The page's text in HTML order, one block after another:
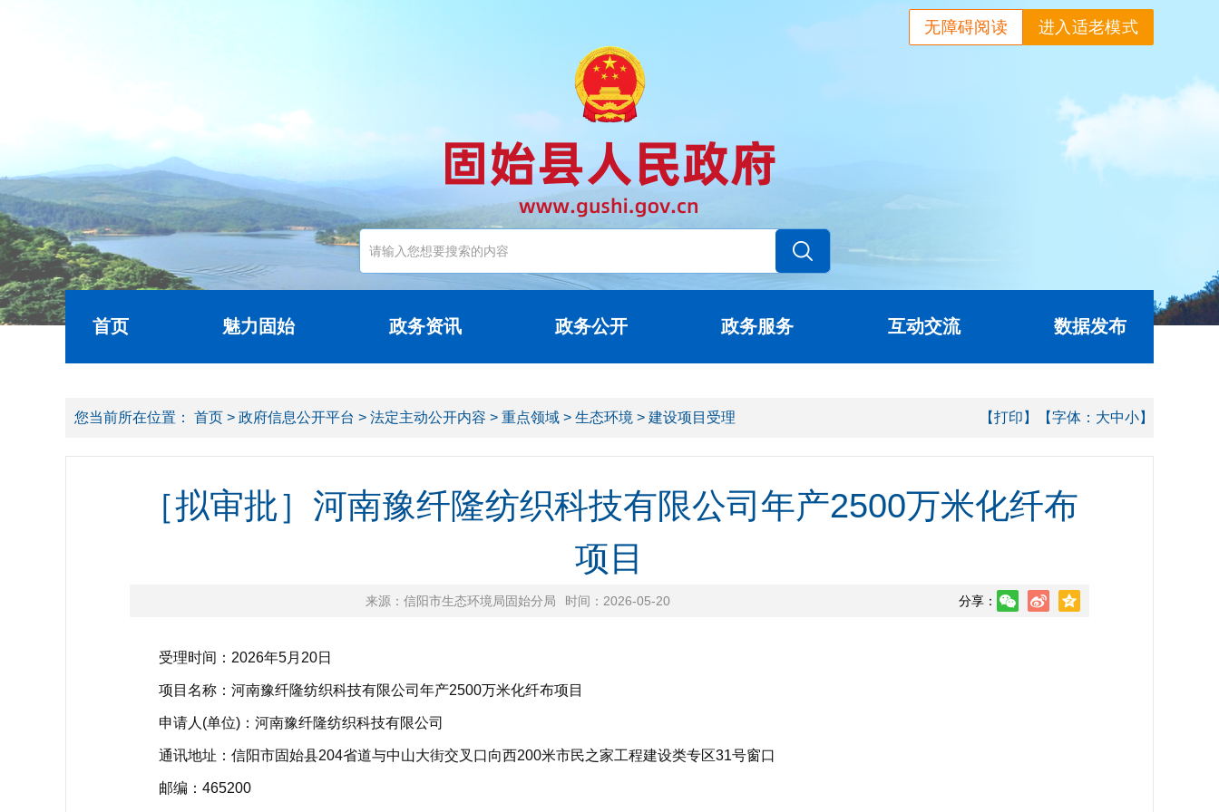
进入适老模式
无障碍阅读
首页 魅力固始 政务资讯 政务公开 政务服务 互动交流 数据发布
您当前所在位置： 首页 > 政府信息公开平台 > 法定主动公开内容 > 重点领域 > 生态环境 > 建设项目受理 【打印】 【字体： 大中小】
［拟审批］河南豫纤隆纺织科技有限公司年产2500万米化纤布
项目
来源：信阳市生态环境局固始分局 时间：2026-05-20 分享：
受理时间：2026年5月20日
项目名称：河南豫纤隆纺织科技有限公司年产2500万米化纤布项目
申请人(单位)：河南豫纤隆纺织科技有限公司
通讯地址：信阳市固始县204省道与中山大街交叉口向西200米市民之家工程建设类专区31号窗口
邮编：465200